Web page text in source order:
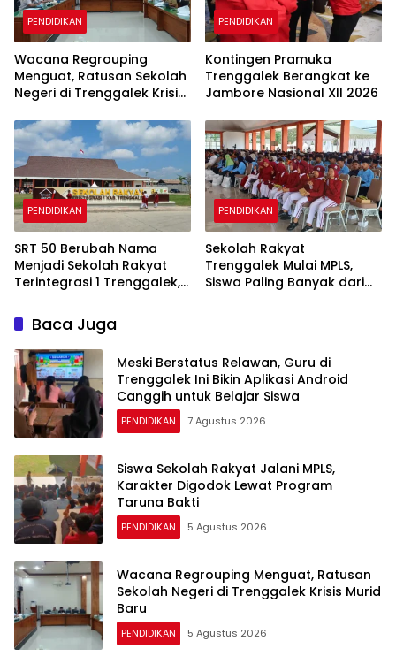
PENDIDIKAN
Wacana Regrouping
Menguat, Ratusan Sekolah
Negeri di Trenggalek Krisis
PENDIDIKAN
Kontingen Pramuka
Trenggalek Berangkat ke
Jambore Nasional XII 2026
PENDIDIKAN
SRT 50 Berubah Nama
Menjadi Sekolah Rakyat
Terintegrasi 1 Trenggalek,
PENDIDIKAN
Sekolah Rakyat
Trenggalek Mulai MPLS,
Siswa Paling Banyak dari
Baca Juga
Meski Berstatus Relawan, Guru di
Trenggalek Ini Bikin Aplikasi Android
Canggih untuk Belajar Siswa
PENDIDIKAN 7 Agustus 2026
Siswa Sekolah Rakyat Jalani MPLS,
Karakter Digodok Lewat Program
Taruna Bakti
PENDIDIKAN 5 Agustus 2026
Wacana Regrouping Menguat, Ratusan
Sekolah Negeri di Trenggalek Krisis Murid
Baru
PENDIDIKAN 5 Agustus 2026